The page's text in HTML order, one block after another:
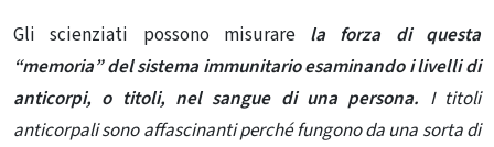
Gli scienziati possono misurare la forza di questa
“memoria” del sistema immunitario esaminando i livelli di
anticorpi, o titoli, nel sangue di una persona. I titoli
anticorpali sono affascinanti perché fungono da una sorta di